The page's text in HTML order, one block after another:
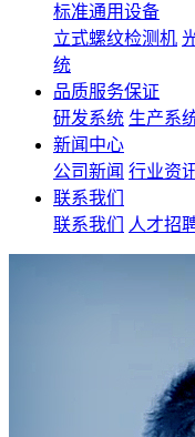
标准通用设备
立式螺纹检测机
统
品质服务保证
研发系统 生产系
新闻中心
公司新闻 行业资
联系我们
联系我们
人才招